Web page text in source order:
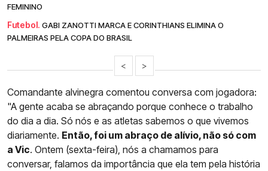
FEMININO
Futebol. GABI ZANOTTI MARCA E CORINTHIANS ELIMINA O
PALMEIRAS PELA COPA DO BRASIL
< >
Comandante alvinegra comentou conversa com jogadora:
"A gente acaba se abraçando porque conhece o trabalho
do dia a dia. Só nós e as atletas sabemos o que vivemos
diariamente. Então, foi um abraço de alívio, não só com
a Vic. Ontem (sexta-feira), nós a chamamos para
conversar, falamos da importância que ela tem pela história